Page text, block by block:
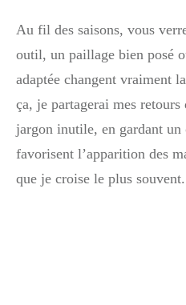
Au fil des saisons, vous
outil, un paillage bien posé
adaptée changent vraiment
ça, je partagerai mes retours
jargon inutile, en gardant
favorisent l’apparition des
que je croise le plus souvent.